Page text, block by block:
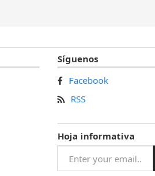
Síguenos
Facebook
RSS
Hoja informativa